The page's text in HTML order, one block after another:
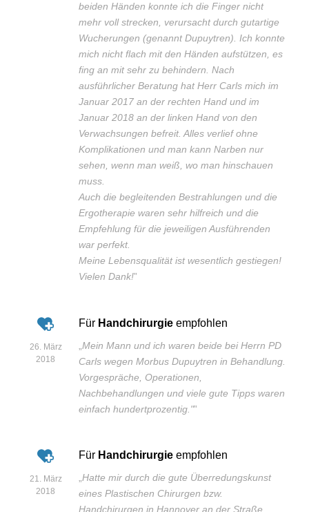
beiden Händen konnte ich die Finger nicht
mehr voll strecken, verursacht durch gutartige
Wucherungen (genannt Dupuytren). Ich konnte
mich nicht flach mit den Händen aufstützen, es
fing an mit sehr zu behindern. Nach
ausführlicher Beratung hat Herr Carls mich im
Januar 2017 an der rechten Hand und im
Januar 2018 an der linken Hand von den
Verwachsungen befreit. Alles verlief ohne
Komplikationen und man kann Narben nur
sehen, wenn man weiß, wo man hinschauen
muss.
Auch die begleitenden Bestrahlungen und die
Ergotherapie waren sehr hilfreich und die
Empfehlung für die jeweiligen Ausführenden
war perfekt.
Meine Lebensqualität ist wesentlich gestiegen!
Vielen Dank!”
26. März
2018
Für Handchirurgie empfohlen
Mein Mann und ich waren beide bei Herrn PD
Carls wegen Morbus Dupuytren in Behandlung.
Vorgespräche, Operationen,
Nachbehandlungen und viele gute Tipps waren
einfach hundertprozentig."”
21. März
2018
Für Handchirurgie empfohlen
„Hatte mir durch die gute Überredungskunst
eines Plastischen Chirurgen bzw.
Handchirurgen in Hannover an der Straße